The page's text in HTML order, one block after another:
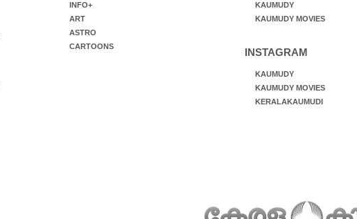
INFO+
ART
ASTRO
CARTOONS
KAUMUDY
KAUMUDY MOVIES
INSTAGRAM
KAUMUDY
KAUMUDY MOVIES
KERALAKAUMUDI